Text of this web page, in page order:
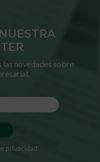
las novedades sobre
privacidad